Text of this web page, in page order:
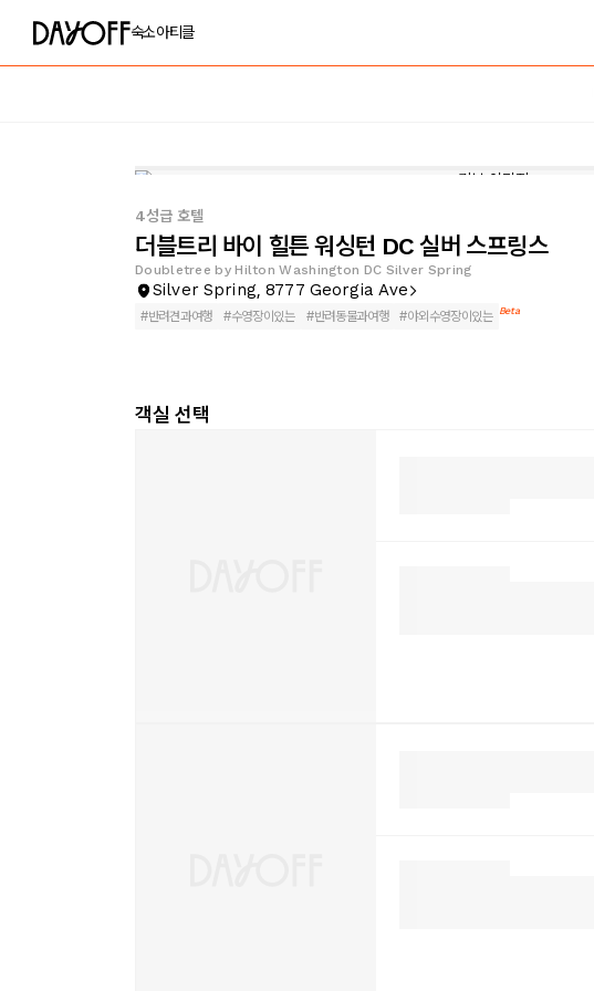
숙소아티클
4성급 호텔
더블트리 바이 힐튼 워싱턴 DC 실버 스프링스
Doubletree by Hilton Washington DC Silver Spring
Silver Spring, 8777 Georgia Ave
#반려견과여행 #수영장이있는 #반려동물과여행 #야외수영장이있는 Beta
객실 선택